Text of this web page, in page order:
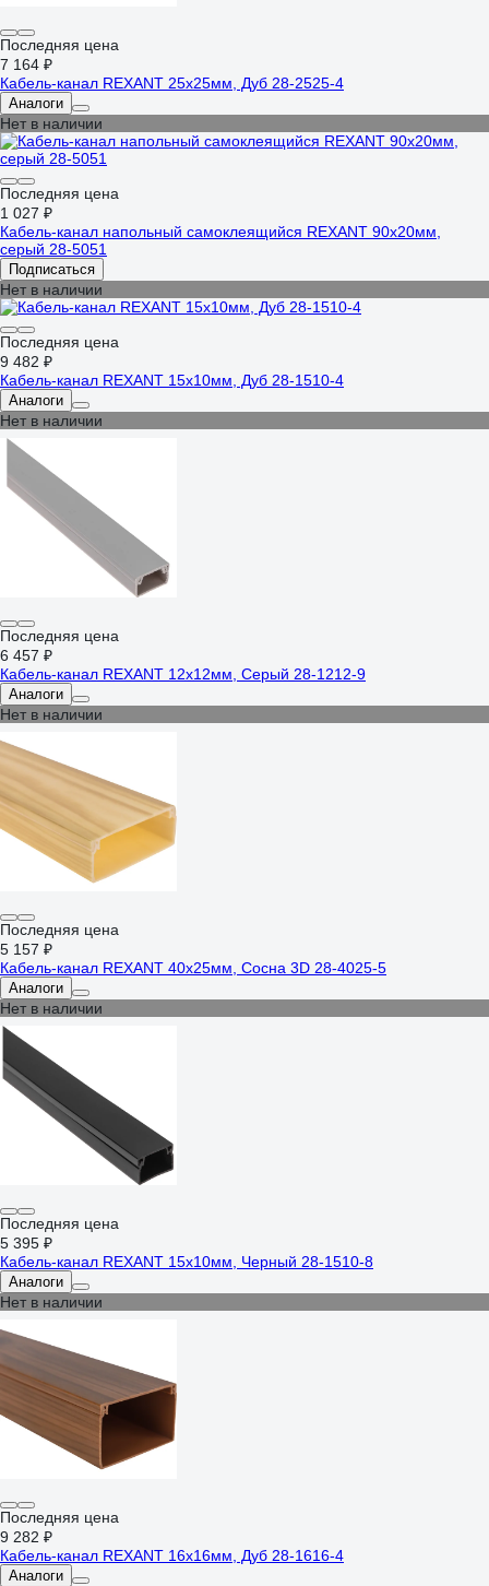
Последняя цена
7 164 ₽
Кабель-канал REXANT 25x25мм, Дуб 28-2525-4
Аналоги
Нет в наличии
Последняя цена
1 027 ₽
Кабель-канал напольный самоклеящийся REXANT 90х20мм,
серый 28-5051
Подписаться
Нет в наличии
Последняя цена
9 482 ₽
Кабель-канал REXANT 15х10мм, Дуб 28-1510-4
Аналоги
Нет в наличии
Последняя цена
6 457 ₽
Кабель-канал REXANT 12х12мм, Серый 28-1212-9
Аналоги
Нет в наличии
Последняя цена
5 157 ₽
Кабель-канал REXANT 40х25мм, Сосна 3D 28-4025-5
Аналоги
Нет в наличии
Последняя цена
5 395 ₽
Кабель-канал REXANT 15х10мм, Черный 28-1510-8
Аналоги
Нет в наличии
Последняя цена
9 282 ₽
Кабель-канал REXANT 16х16мм, Дуб 28-1616-4
Аналоги